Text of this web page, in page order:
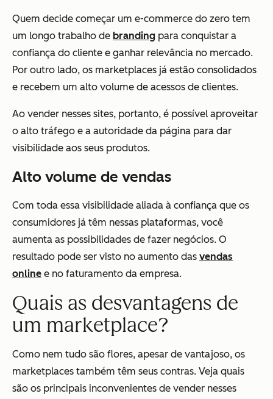
Quem decide começar um e-commerce do zero tem
um longo trabalho de branding para conquistar a
confiança do cliente e ganhar relevância no mercado.
Por outro lado, os marketplaces já estão consolidados
e recebem um alto volume de acessos de clientes.
Ao vender nesses sites, portanto, é possível aproveitar
o alto tráfego e a autoridade da página para dar
visibilidade aos seus produtos.
Alto volume de vendas
Com toda essa visibilidade aliada à confiança que os
consumidores já têm nessas plataformas, você
aumenta as possibilidades de fazer negócios. O
resultado pode ser visto no aumento das vendas
online e no faturamento da empresa.
Quais as desvantagens de
um marketplace?
Como nem tudo são flores, apesar de vantajoso, os
marketplaces também têm seus contras. Veja quais
são os principais inconvenientes de vender nesses